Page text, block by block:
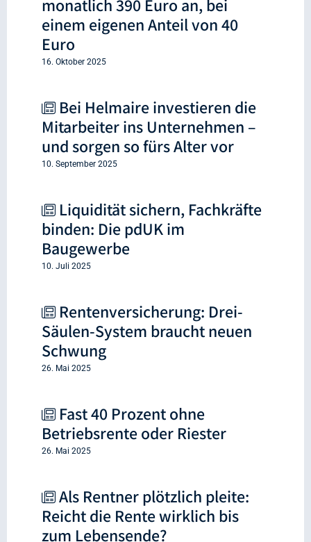
monatlich 390 Euro an, bei
einem eigenen Anteil von 40
Euro
16. Oktober 2025
Bei Helmaire investieren die
Mitarbeiter ins Unternehmen –
und sorgen so fürs Alter vor
10. September 2025
Liquidität sichern, Fachkräfte
binden: Die pdUK im
Baugewerbe
10. Juli 2025
Rentenversicherung: Drei-
Säulen-System braucht neuen
Schwung
26. Mai 2025
Fast 40 Prozent ohne
Betriebsrente oder Riester
26. Mai 2025
Als Rentner plötzlich pleite:
Reicht die Rente wirklich bis
zum Lebensende?